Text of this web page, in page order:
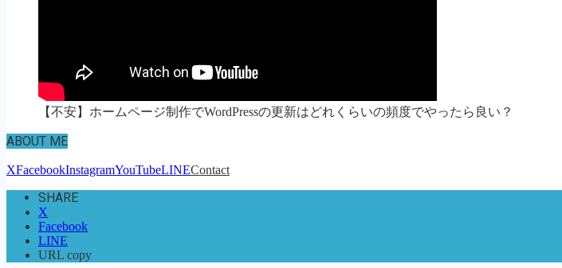
【不安】ホームページ制作でWordPressの更新はどれくらいの頻度でやったら良い？
ABOUT ME
XFacebookInstagramYouTubeLINEContact
SHARE
X
Facebook
LINE
URL copy